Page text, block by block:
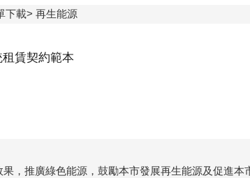
下載 再生能源
賃契約範本
，推廣綠色能源，鼓勵本市發展再生能源及促進